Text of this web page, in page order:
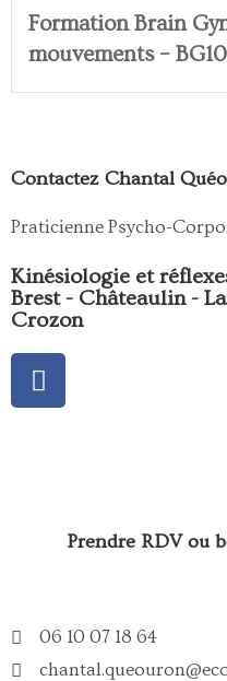
Formation Brain
mouvements –
Contactez Chantal
Praticienne Psycho-
Kinésiologie et
Brest - Châteaulin -
Crozon
Prendre RDV ou
06 10 07 18 64